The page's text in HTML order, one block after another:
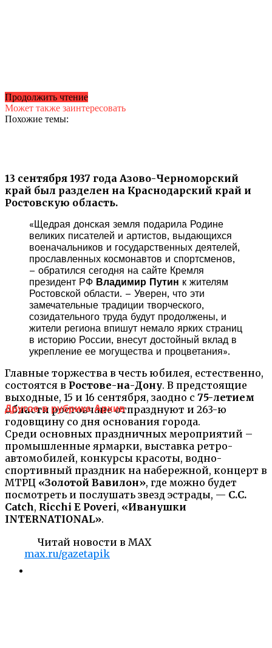
13 сентября 1937 года Азово-Черноморский
край был разделен на Краснодарский край и
Ростовскую область.
«Щедрая донская земля подарила Родине
великих писателей и артистов, выдающихся
военачальников и государственных деятелей,
прославленных космонавтов и спортсменов,
– обратился сегодня на сайте Кремля
президент РФ Владимир Путин к жителям
Ростовской области. – Уверен, что эти
замечательные традиции творческого,
созидательного труда будут продолжены, и
жители региона впишут немало ярких страниц
в историю России, внесут достойный вклад в
укрепление ее могущества и процветания».
Главные торжества в честь юбилея, естественно,
состоятся в Ростове-на-Дону. В предстоящие
выходные, 15 и 16 сентября, заодно с 75-летием
области ростовчане отпразднуют и 263-ю
годовщину со дня основания города.
Среди основных праздничных мероприятий –
промышленные ярмарки, выставка ретро-
автомобилей, конкурсы красоты, водно-
спортивный праздник на набережной, концерт в
МТРЦ «Золотой Вавилон», где можно будет
посмотреть и послушать звезд эстрады, — C.C.
Catch, Ricchi E Poveri, «Иванушки
INTERNATIONAL».
Читай новости в MAX
max.ru/gazetapik
Продолжить чтение
Может также заинтересовать
Похожие темы:
Другое в рубрике Архив